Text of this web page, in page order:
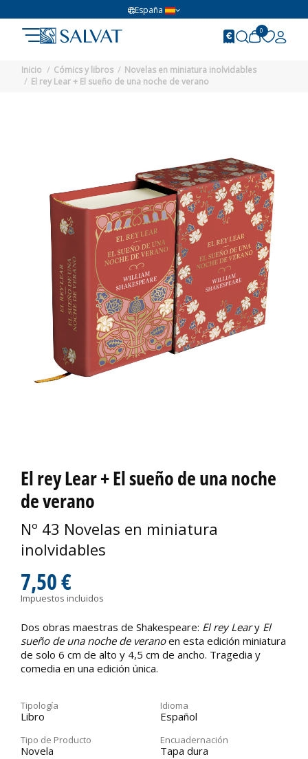
España
0
Inicio Cómics y libros
Novelas en miniatura inolvidables
El rey Lear + El sueño de una noche de verano
El rey Lear + El sueño de una noche
de verano
Nº 43 Novelas en miniatura
inolvidables
7,50 €
Impuestos incluidos
Dos obras maestras de Shakespeare: El rey Leary El
sueño de una noche de veranoen esta edición miniatura
de solo 6 cm de alto y 4,5 cm de ancho. Tragedia y
comedia en una edición única.
Tipología
Libro
Idioma
Español
Tipo de Producto
Novela
Encuadernación
Tapa dura